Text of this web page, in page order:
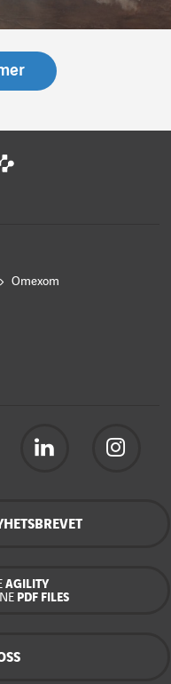
Omexom
AGILITY
PDF FILES